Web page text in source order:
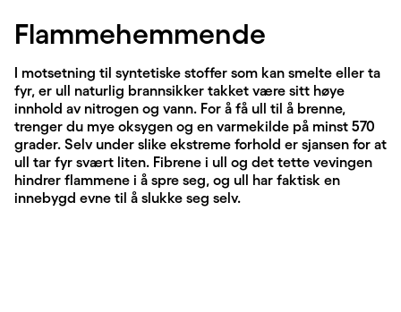
Flammehemmende
I motsetning til syntetiske stoffer som kan smelte eller ta
fyr, er ull naturlig brannsikker takket være sitt høye
innhold av nitrogen og vann. For å få ull til å brenne,
trenger du mye oksygen og en varmekilde på minst 570
grader. Selv under slike ekstreme forhold er sjansen for at
ull tar fyr svært liten. Fibrene i ull og det tette vevingen
hindrer flammene i å spre seg, og ull har faktisk en
innebygd evne til å slukke seg selv.